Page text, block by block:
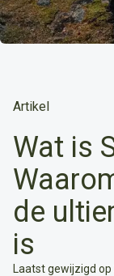
Artikel
Wat is
de
is
Laatst gewijzigd